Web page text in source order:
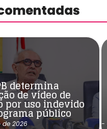
determina
de vídeo de
por uso indevido
público
de 2026 -